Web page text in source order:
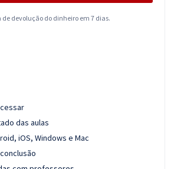
devolução do dinheiro em 7 dias.
das aulas
iOS, Windows e Mac